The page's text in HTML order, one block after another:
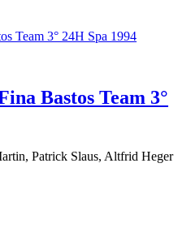
Bastos Team 3°
Patrick Slaus, Altfrid Heger